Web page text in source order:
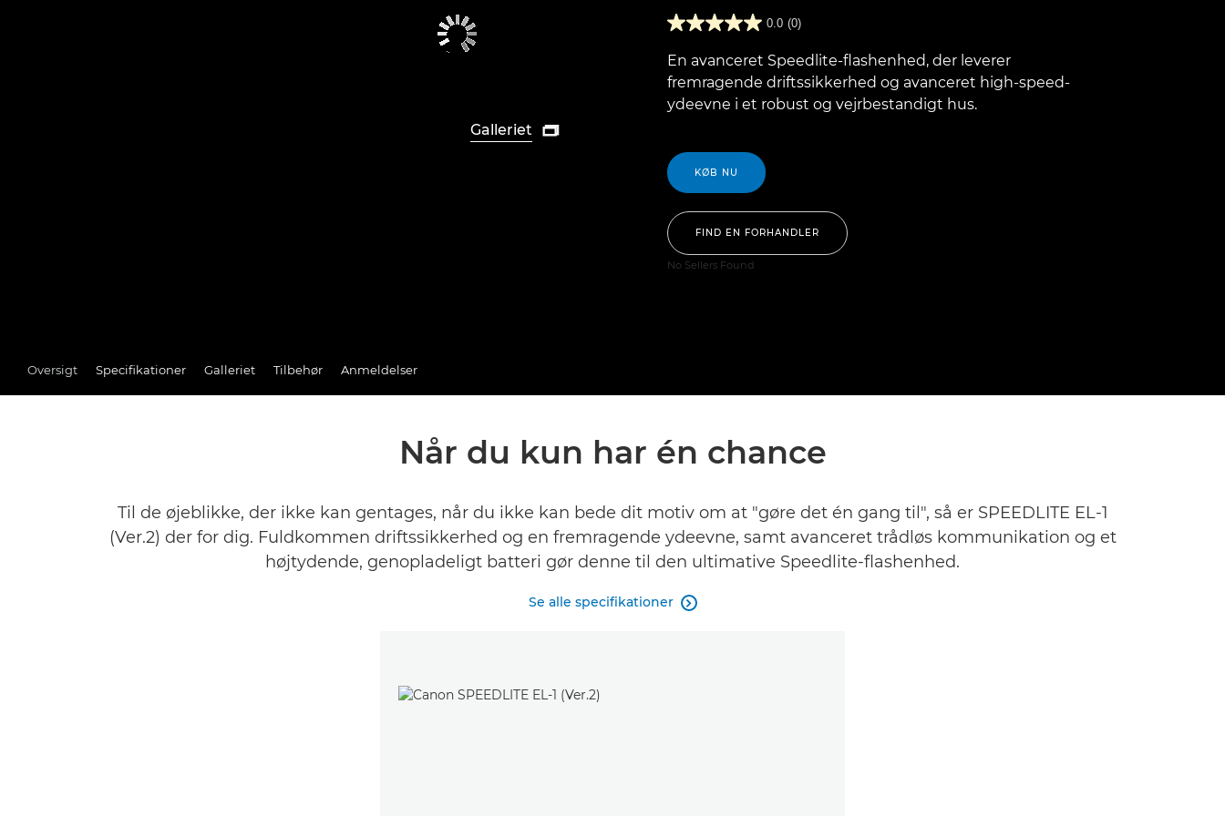
Galleriet 
0.0 (0)
En avanceret Speedlite-flashenhed, der leverer
fremragende driftssikkerhed og avanceret high-speed-
ydeevne i et robust og vejrbestandigt hus.
KØB NU
FIND EN FORHANDLER
No Sellers Found
Oversigt Specifikationer Galleriet Tilbehør Anmeldelser
Når du kun har én chance
Til de øjeblikke, der ikke kan gentages, når du ikke kan bede dit motiv om at "gøre det én gang til", så er SPEEDLITE EL-1
(Ver.2) der for dig. Fuldkommen driftssikkerhed og en fremragende ydeevne, samt avanceret trådløs kommunikation og et
højtydende, genopladeligt batteri gør denne til den ultimative Speedlite-flashenhed.
Se alle specifikationer 